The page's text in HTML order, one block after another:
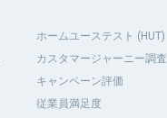
ホームユーステスト (HUT)
カスタマージャーニー調査
キャンペーン評価
従業員満足度